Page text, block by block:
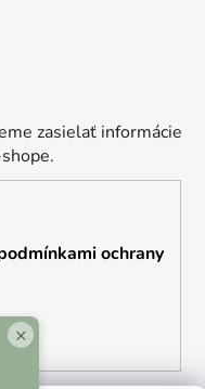
zasielať informácie
ochrany
×